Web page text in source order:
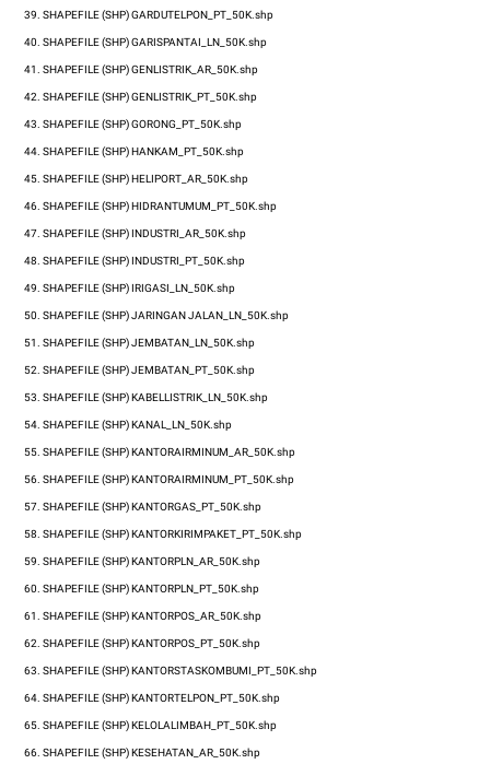
39. SHAPEFILE (SHP)GARDUTELPON_PT_50K.shp
40. SHAPEFILE (SHP)GARISPANTAI_LN_50K.shp
41. SHAPEFILE (SHP)GENLISTRIK_AR_50K.shp
42. SHAPEFILE (SHP)GENLISTRIK_PT_50K.shp
43. SHAPEFILE (SHP)GORONG_PT_50K.shp
44. SHAPEFILE (SHP)HANKAM_PT_50K.shp
45. SHAPEFILE (SHP)HELIPORT_AR_50K.shp
46. SHAPEFILE (SHP)HIDRANTUMUM_PT_50K.shp
47. SHAPEFILE (SHP)INDUSTRI_AR_50K.shp
48. SHAPEFILE (SHP)INDUSTRI_PT_50K.shp
49. SHAPEFILE (SHP)IRIGASI_LN_50K.shp
50. SHAPEFILE (SHP)JARINGANJALAN_LN_50K.shp
51. SHAPEFILE (SHP)JEMBATAN_LN_50K.shp
52. SHAPEFILE (SHP)JEMBATAN_PT_50K.shp
53. SHAPEFILE (SHP)KABELLISTRIK_LN_50K.shp
54. SHAPEFILE (SHP)KANAL_LN_50K.shp
55. SHAPEFILE (SHP)KANTORAIRMINUM_AR_50K.shp
56. SHAPEFILE (SHP)KANTORAIRMINUM_PT_50K.shp
57. SHAPEFILE (SHP)KANTORGAS_PT_50K.shp
58. SHAPEFILE (SHP)KANTORKIRIMPAKET_PT_50K.shp
59. SHAPEFILE (SHP)KANTORPLN_AR_50K.shp
60. SHAPEFILE (SHP)KANTORPLN_PT_50K.shp
61. SHAPEFILE (SHP)KANTORPOS_AR_50K.shp
62. SHAPEFILE (SHP)KANTORPOS_PT_50K.shp
63. SHAPEFILE (SHP)KANTORSTASKOMBUMI_PT_50K.shp
64. SHAPEFILE (SHP)KANTORTELPON_PT_50K.shp
65. SHAPEFILE (SHP)KELOLALIMBAH_PT_50K.shp
66. SHAPEFILE (SHP)KESEHATAN_AR_50K.shp